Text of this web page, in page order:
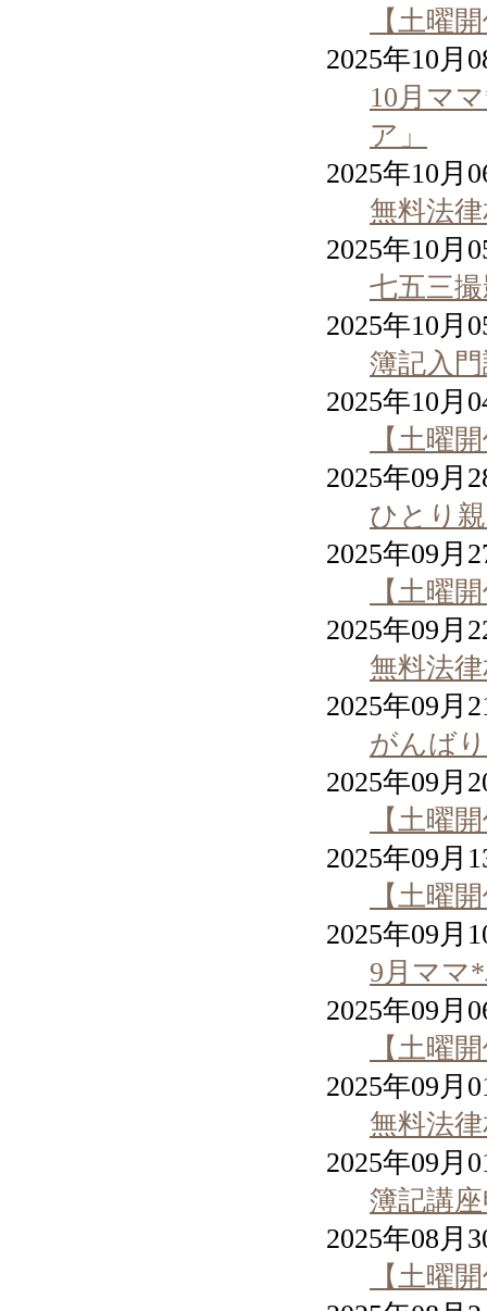
【土曜
2025年10月
10月マ
ア」
2025年10月
無料法
2025年10月
七五三
2025年10月
簿記入
2025年10月
【土曜
2025年09月
ひとり
2025年09月
【土曜
2025年09月
無料法
2025年09月
がんば
2025年09月
【土曜
2025年09月
【土曜
2025年09月
9月ママ
2025年09月
【土曜
2025年09月
無料法
2025年09月
簿記講
2025年08月
【土曜